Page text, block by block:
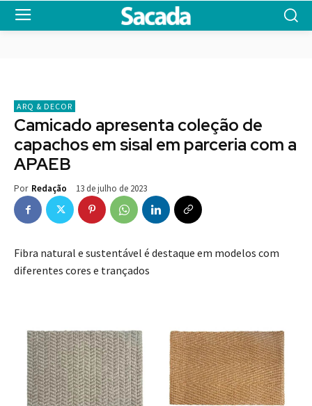
ARQ & DECOR
Camicado apresenta coleção de
capachos em sisal em parceria com a
APAEB
Por Redação 13 de julho de 2023
Fibra natural e sustentável é destaque em modelos com
diferentes cores e trançados